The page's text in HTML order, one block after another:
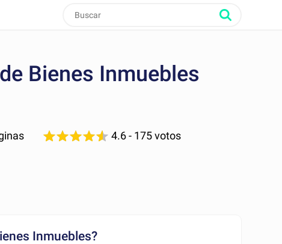
Bienes Inmuebles
4.6- 175 votos
Inmuebles?